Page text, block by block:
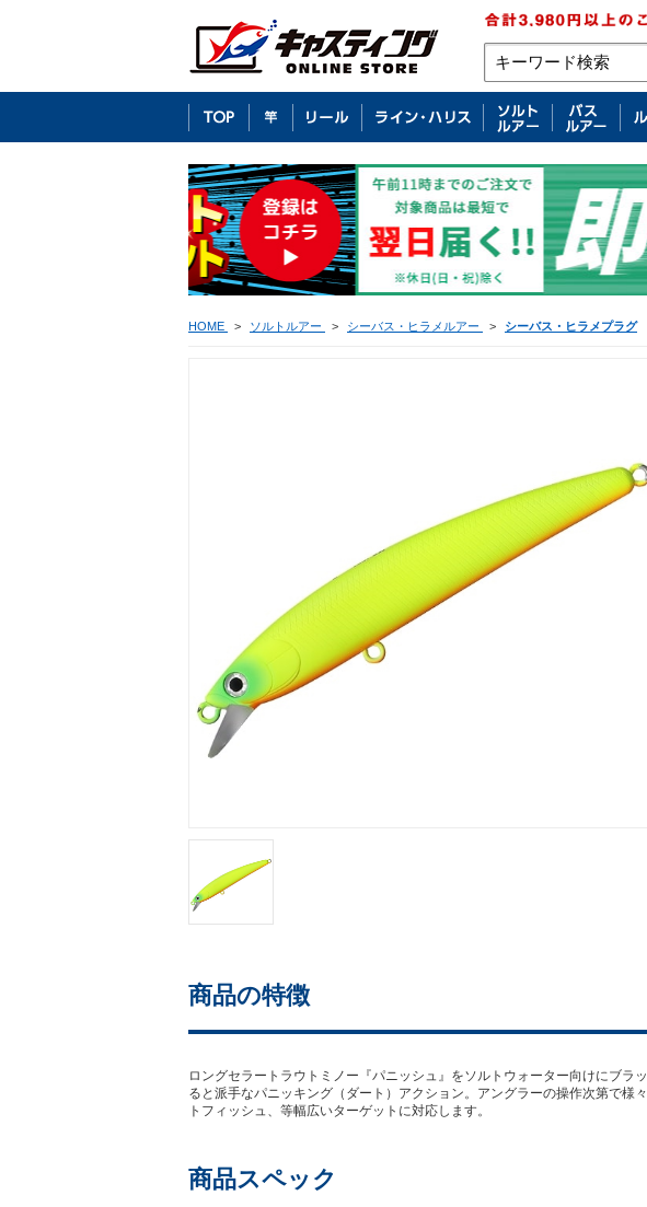
HOME > ソルトルアー > シーバス・ヒラメルアー > シーバス・ヒラメプラグ
商品の特徴
ロングセラートラウトミノー『パニッシュ』をソルトウォーター向けにブ
ると派手なパニッキング（ダート）アクション。アングラーの操作次第で
トフィッシュ、等幅広いターゲットに対応します。
商品スペック